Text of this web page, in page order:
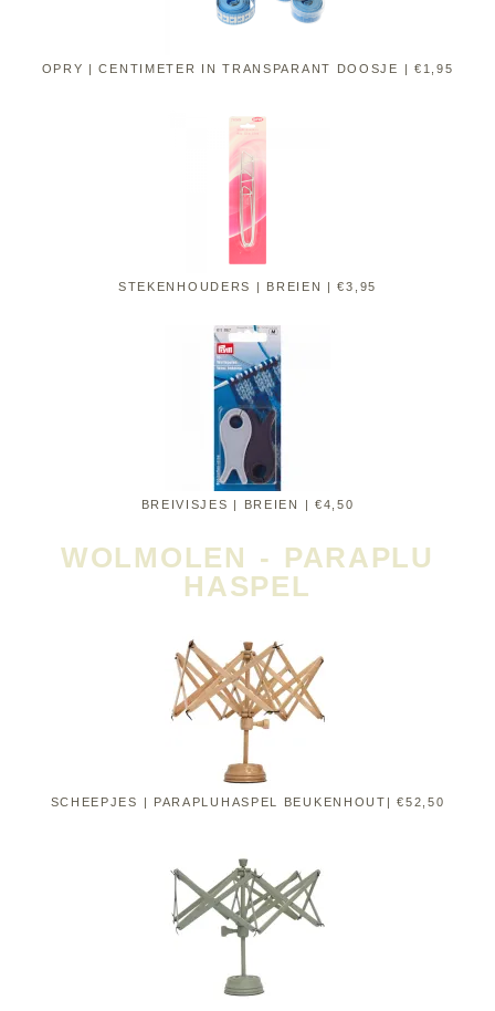
OPRY | CENTIMETER IN TRANSPARANT DOOSJE | €1,95
STEKENHOUDERS | BREIEN | €3,95
BREIVISJES | BREIEN | €4,50
WOLMOLEN - PARAPLU
HASPEL
SCHEEPJES | PARAPLUHASPEL BEUKENHOUT| €52,50